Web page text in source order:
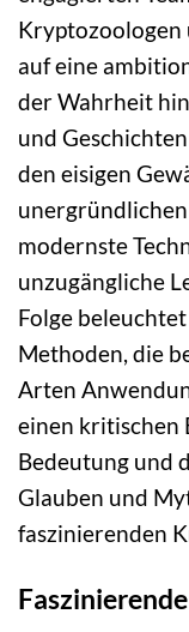
Kryptozoologen
auf eine
der Wahrheit
und
den eisigen
modernste
unzugängliche
Folge
Methoden, die
Arten
einen kritischen
Bedeutung und
Glauben und
faszinierenden